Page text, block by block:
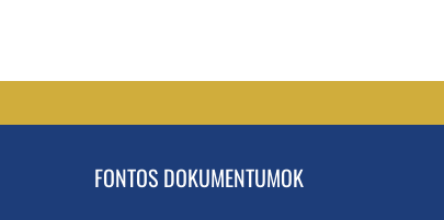
FONTOS DOKUMENTUMOK